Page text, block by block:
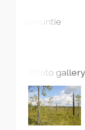
Suomuntie
Photo gallery